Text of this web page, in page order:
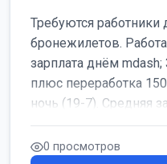
Требуются
бронежилетов.
зарплата днём
плюс переработка
ночь (19-7). Средняя
0 просмотров